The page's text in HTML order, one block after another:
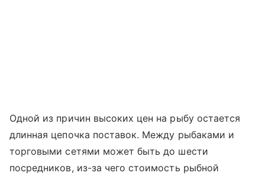
Одной из причин высоких цен на рыбу остается
длинная цепочка поставок. Между рыбаками и
торговыми сетями может быть до шести
посредников, из-за чего стоимость рыбной